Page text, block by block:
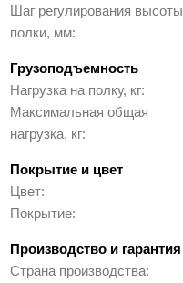
Шаг регулирования высоты
полки, мм
Грузоподъемность
Нагрузка на полку, кг
Максимальная общая
нагрузка, кг
Покрытие и цвет
Цвет
Покрытие
Производство и гарантия
Страна производства